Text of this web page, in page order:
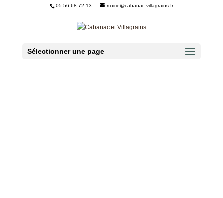
05 56 68 72 13 mairie@cabanac-villagrains.fr
Sélectionner une page